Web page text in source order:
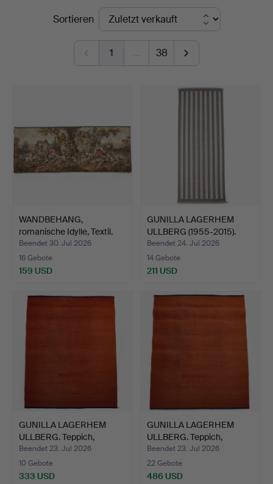
Auktioner
Stockholm
EndpreiseSortieren
1 … 38
WANDBEHANG,
romanische Idylle, Textil.
Beendet 30. Jul 2026
16 Gebote
159 USD
GUNILLA LAGERHEM
ULLBERG (1955-2015).
Arka…
Beendet 24. Jul 2026
14 Gebote
211 USD
GUNILLA LAGERHEM
ULLBERG. Teppich,
"Doris"…
Beendet 23. Jul 2026
10 Gebote
333 USD
GUNILLA LAGERHEM
ULLBERG. Teppich,
"Doris"…
Beendet 23. Jul 2026
22 Gebote
486 USD